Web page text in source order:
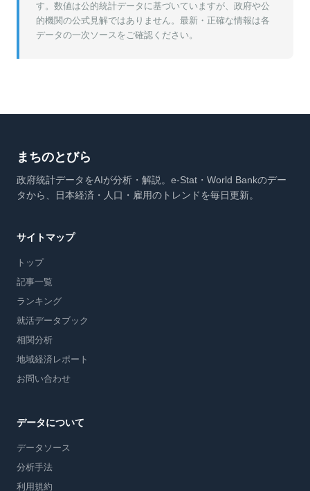
す。数値は公的統計データに基づいていますが、政府や公
的機関の公式見解ではありません。最新・正確な情報は各
データの一次ソースをご確認ください。
まちのとびら
政府統計データをAIが分析・解説。e-Stat・World Bankのデー
タから、日本経済・人口・雇用のトレンドを毎日更新。
サイトマップ
トップ
記事一覧
ランキング
就活データブック
相関分析
地域経済レポート
お問い合わせ
データについて
データソース
分析手法
利用規約